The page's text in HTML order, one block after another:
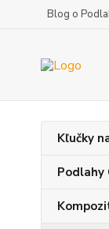
Blog o
Kľučky
Podlahy